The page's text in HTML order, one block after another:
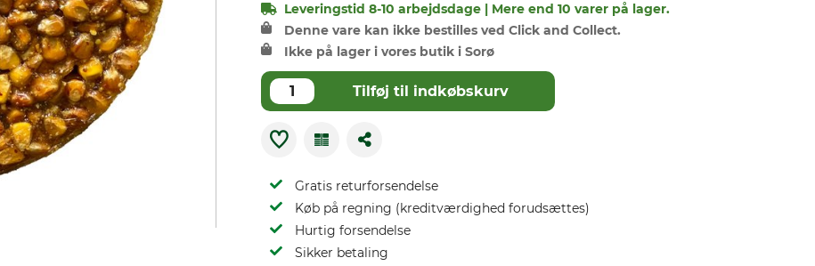
Leveringstid 8-10 arbejdsdage | Mere end 10 varer på lager.
Denne vare kan ikke bestilles ved Click and Collect.
Ikke på lager i vores butik i Sorø
Tilføj til indkøbskurv
Gratis returforsendelse
Køb på regning (kreditværdighed forudsættes)
Hurtig forsendelse
Sikker betaling